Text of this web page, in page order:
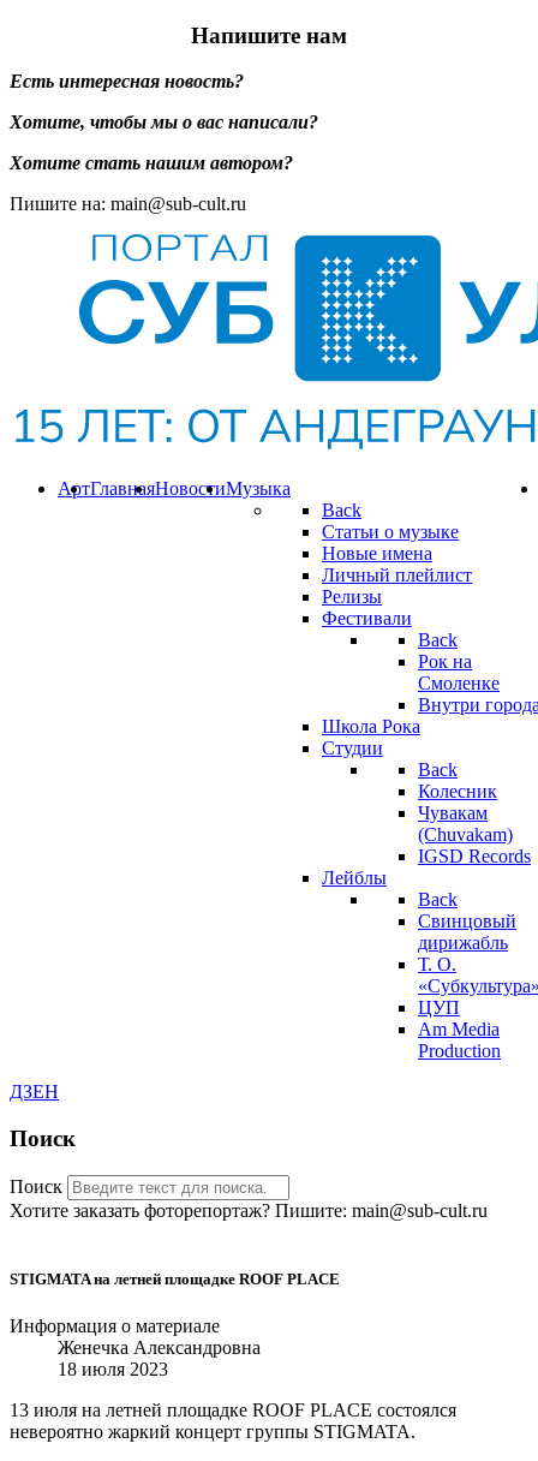
Напишите нам
Есть интересная новость?
Хотите, чтобы мы о вас написали?
Хотите стать нашим автором?
Пишите на: main@sub-cult.ru
Музыка
Back
Статьи о музыке
Новые имена
Личный плейлист
Релизы
Фестивали
Back
Рок на
Смоленке
Внутри
Школа Рока
Студии
Back
Колесник
Чувакам
(Chuvakam)
IGSD Records
Лейблы
Back
Свинцовый
дирижабль
Т. О.
ЦУП
Am Media
Production
Новости
Главная
Арт
ДЗЕН
Поиск
Поиск
Хотите заказать фоторепортаж? Пишите: main@sub-cult.ru
STIGMATA на летней площадке ROOF PLACE
Информация о материале
Женечка Александровна
18 июля 2023
13 июля на летней площадке ROOF PLACE состоялся
невероятно жаркий концерт группы STIGMATA.